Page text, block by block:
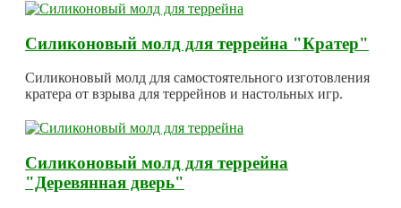
Силиконовый молд для террейна "Кратер"
Силиконовый молд для самостоятельного изготовления
кратера от взрыва для террейнов и настольных игр.
Силиконовый молд для террейна
"Деревянная дверь"